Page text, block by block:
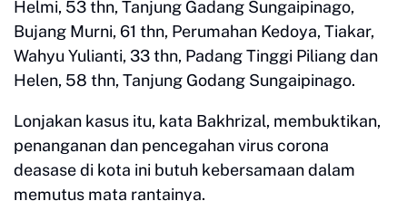
Helmi, 53 thn, Tanjung Gadang Sungaipinago,
Bujang Murni, 61 thn, Perumahan Kedoya, Tiakar,
Wahyu Yulianti, 33 thn, Padang Tinggi Piliang dan
Helen, 58 thn, Tanjung Godang Sungaipinago.
Lonjakan kasus itu, kata Bakhrizal, membuktikan,
penanganan dan pencegahan virus corona
deasase di kota ini butuh kebersamaan dalam
memutus mata rantainya.